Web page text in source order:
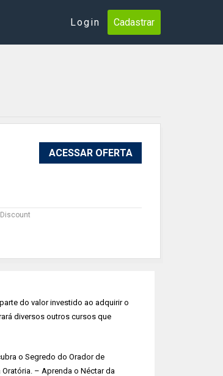
Login Cadastrar
ACESSAR OFERTA
Discount
do valor investido ao adquirir o
diversos outros cursos que
o Segredo do Orador de
– Aprenda o Néctar da